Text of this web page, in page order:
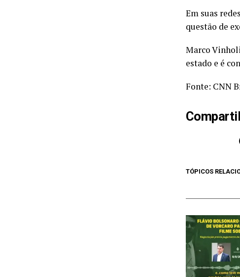
Em suas
questão de
Marco
estado e é
Fonte: CNN
TÓPICOS